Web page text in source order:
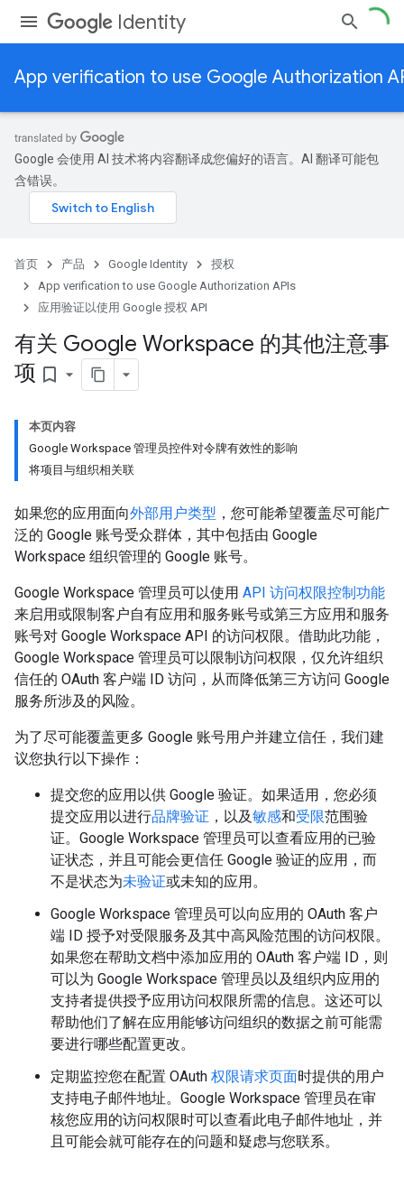
Identity
App verification to use Google Authorization
Google 会使用 AI 技术将内容翻译成您偏好的语言。AI 翻译可能包
含错误。
首页 产品 Google Identity
授权
App verification to use Google Authorization APIs
应用验证以使用 Google 授权 API
有关 Google Workspace 的其他注意事
项 bookmark_border
本页内容
Google Workspace 管理员控件对令牌有效性的影响
将项目与组织相关联
如果您的应用面向外部用户类型 ，您可能希望覆盖尽可能广
泛的 Google 账号受众群体，其中包括由 Google
Workspace 组织管理的 Google 账号。
Google Workspace 管理员可以使用 API 访问权限控制功能
来启用或限制客户自有应用和服务账号或第三方应用和服务
账号对 Google Workspace API 的访问权限。借助此功能，
Google Workspace 管理员可以限制访问权限，仅允许组织
信任的 OAuth 客户端 ID 访问，从而降低第三方访问 Google
服务所涉及的风险。
为了尽可能覆盖更多 Google 账号用户并建立信任，我们建
议您执行以下操作：
提交您的应用以供 Google 验证。如果适用，您必须
提交应用以进行品牌验证 ，以及敏感和受限范围验
证。Google Workspace 管理员可以查看应用的已验
证状态，并且可能会更信任 Google 验证的应用，而
不是状态为未验证或未知的应用。
Google Workspace 管理员可以向应用的 OAuth 客户
端 ID 授予对受限服务及其中高风险范围的访问权限。
如果您在帮助文档中添加应用的 OAuth 客户端 ID，则
可以为 Google Workspace 管理员以及组织内应用的
支持者提供授予应用访问权限所需的信息。这还可以
帮助他们了解在应用能够访问组织的数据之前可能需
要进行哪些配置更改。
定期监控您在配置 OAuth 权限请求页面时提供的用户
支持电子邮件地址。Google Workspace 管理员在审
核您应用的访问权限时可以查看此电子邮件地址，并
且可能会就可能存在的问题和疑虑与您联系。